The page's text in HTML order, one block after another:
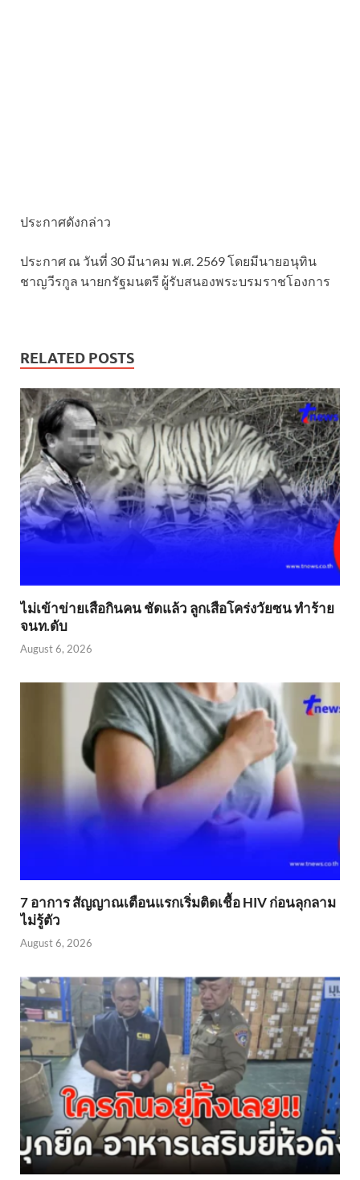
ประกาศดังกล่าว
ประกาศ ณ วันที่ 30 มีนาคม พ.ศ. 2569 โดยมีนายอนุทิน
ชาญวีรกูล นายกรัฐมนตรี ผู้รับสนองพระบรมราชโองการ
RELATED POSTS
ไม่เข้าข่าย​เสือกินคน ชัดแล้ว ลูกเสือโคร่งวัยซน ทำร้าย
จนท.ดับ
August 6, 2026
7 อาการ สัญญาณเตือนแรกเริ่มติดเชื้อ HIV ก่อนลุกลาม
ไม่รู้ตัว
August 6, 2026